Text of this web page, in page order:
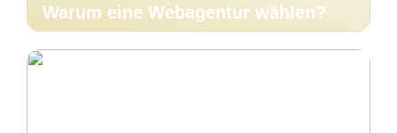
Warum eine Webagentur wählen?